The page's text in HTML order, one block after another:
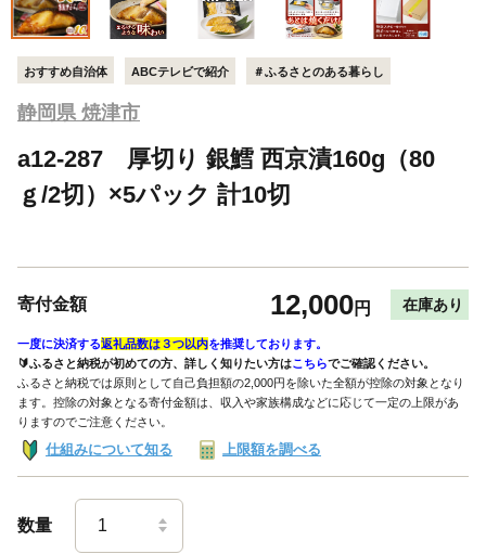
おすすめ自治体 ABCテレビで紹介 ＃ふるさとのある暮らし
静岡県 焼津市
a12-287 厚切り 銀鱈 西京漬160g（80
ｇ/2切）×5パック 計10切
寄付金額 12,000円 在庫あり
一度に決済する返礼品数は３つ以内を推奨しております。
🔰ふるさと納税が初めての方、詳しく知りたい方はこちらでご確認ください。
ふるさと納税では原則として自己負担額の2,000円を除いた全額が控除の対象となり
ます。控除の対象となる寄付金額は、収入や家族構成などに応じて一定の上限があ
りますのでご注意ください。
仕組みについて知る 上限額を調べる
数量